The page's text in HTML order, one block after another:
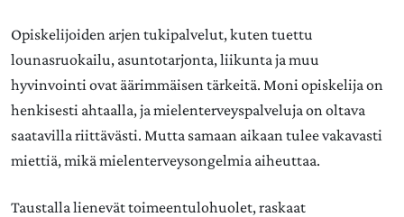
Opiskelijoiden arjen tukipalvelut, kuten tuettu
lounasruokailu, asuntotarjonta, liikunta ja muu
hyvinvointi ovat äärimmäisen tärkeitä. Moni opiskelija on
henkisesti ahtaalla, ja mielenterveyspalveluja on oltava
saatavilla riittävästi. Mutta samaan aikaan tulee vakavasti
miettiä, mikä mielenterveysongelmia aiheuttaa.
Taustalla lienevät toimeentulohuolet, raskaat